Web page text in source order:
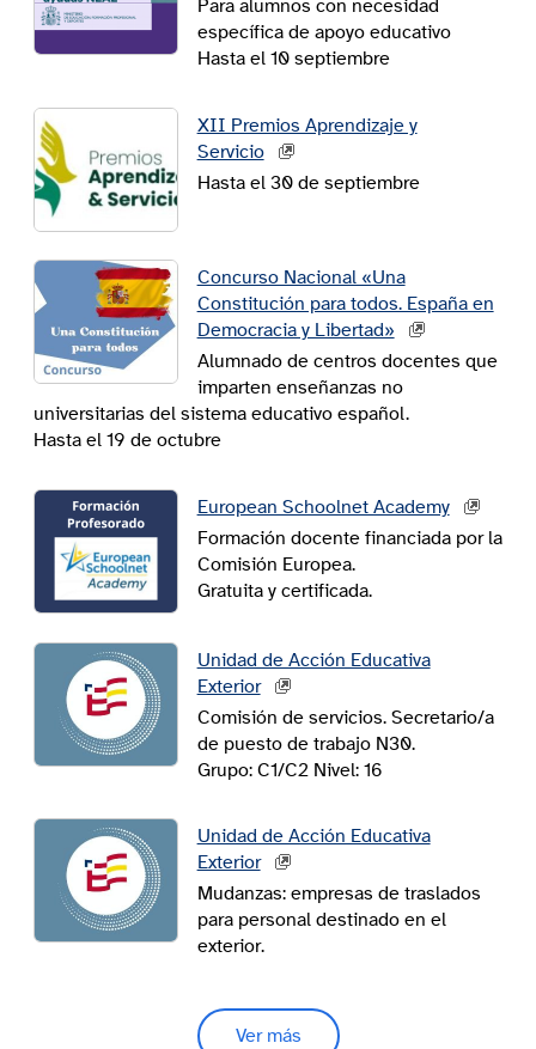
Para alumnos con necesidad
específica de apoyo educativo
Hasta el 10 septiembre
XII Premios Aprendizaje y
Servicio
Hasta el 30 de septiembre
Concurso Nacional «Una
Constitución para todos. España en
Democracia y Libertad»
Alumnado de centros docentes que
imparten enseñanzas no
universitarias del sistema educativo español.
Hasta el 19 de octubre
European Schoolnet Academy
Formación docente financiada por la
Comisión Europea.
Gratuita y certificada.
Unidad de Acción Educativa
Exterior
Comisión de servicios. Secretario/a
de puesto de trabajo N30.
Grupo: C1/C2 Nivel: 16
Unidad de Acción Educativa
Exterior
Mudanzas: empresas de traslados
para personal destinado en el
exterior.
Ver más